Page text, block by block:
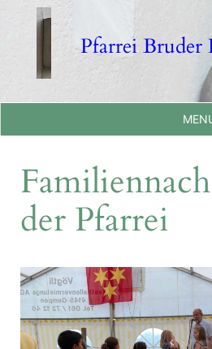
Pfarrei Bruder
der Pfarrei